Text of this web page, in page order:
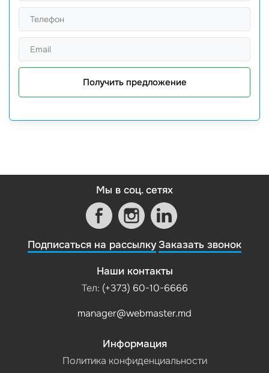
Получить предложение
Мы в соц. сетях
Подписаться на рассылкуЗаказать звонок
Наши контакты
Тел: (+373) 60-10-6666
manager@webmaster.md
Информация
Политика конфиденциальности